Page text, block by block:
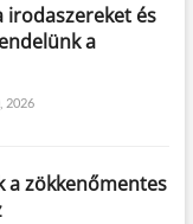
irodaszereket és
a
2026
a zökkenőmentes